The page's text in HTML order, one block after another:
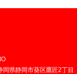
県静岡市葵区鷹匠2丁目